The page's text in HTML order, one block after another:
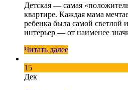
Детская — самая
квартире. Каждая мама
ребенка была самой светлой
интерьер — от наименее
Читать далее
15
Дек